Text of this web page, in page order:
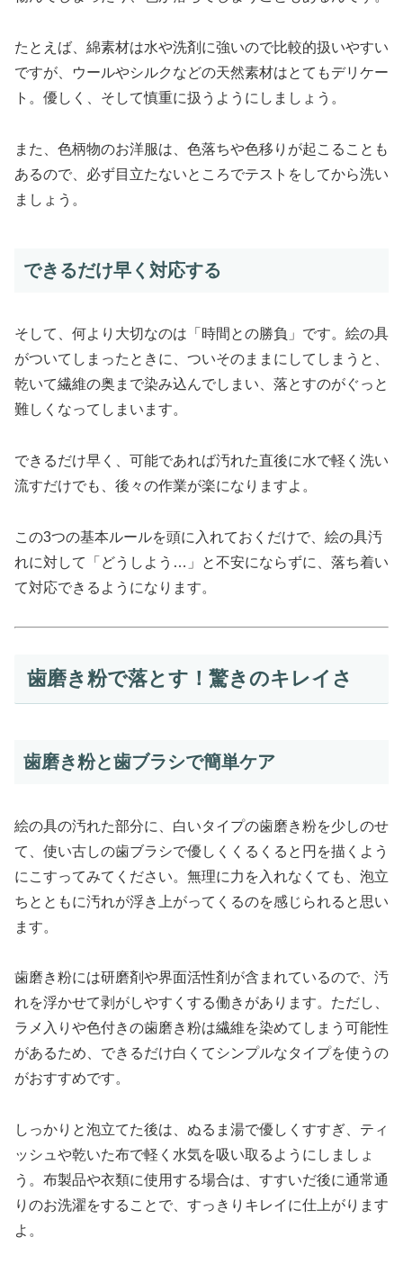
たとえば、綿素材は水や洗剤に強いので比較的扱いやすい
ですが、ウールやシルクなどの天然素材はとてもデリケー
ト。優しく、そして慎重に扱うようにしましょう。
また、色柄物のお洋服は、色落ちや色移りが起こることも
あるので、必ず目立たないところでテストをしてから洗い
ましょう。
できるだけ早く対応する
そして、何より大切なのは「時間との勝負」です。絵の具
がついてしまったときに、ついそのままにしてしまうと、
乾いて繊維の奥まで染み込んでしまい、落とすのがぐっと
難しくなってしまいます。
できるだけ早く、可能であれば汚れた直後に水で軽く洗い
流すだけでも、後々の作業が楽になりますよ。
この3つの基本ルールを頭に入れておくだけで、絵の具汚
れに対して「どうしよう…」と不安にならずに、落ち着い
て対応できるようになります。
歯磨き粉で落とす！驚きのキレイさ
歯磨き粉と歯ブラシで簡単ケア
絵の具の汚れた部分に、白いタイプの歯磨き粉を少しのせ
て、使い古しの歯ブラシで優しくくるくると円を描くよう
にこすってみてください。無理に力を入れなくても、泡立
ちとともに汚れが浮き上がってくるのを感じられると思い
ます。
歯磨き粉には研磨剤や界面活性剤が含まれているので、汚
れを浮かせて剥がしやすくする働きがあります。ただし、
ラメ入りや色付きの歯磨き粉は繊維を染めてしまう可能性
があるため、できるだけ白くてシンプルなタイプを使うの
がおすすめです。
しっかりと泡立てた後は、ぬるま湯で優しくすすぎ、ティ
ッシュや乾いた布で軽く水気を吸い取るようにしましょ
う。布製品や衣類に使用する場合は、すすいだ後に通常通
りのお洗濯をすることで、すっきりキレイに仕上がります
よ。